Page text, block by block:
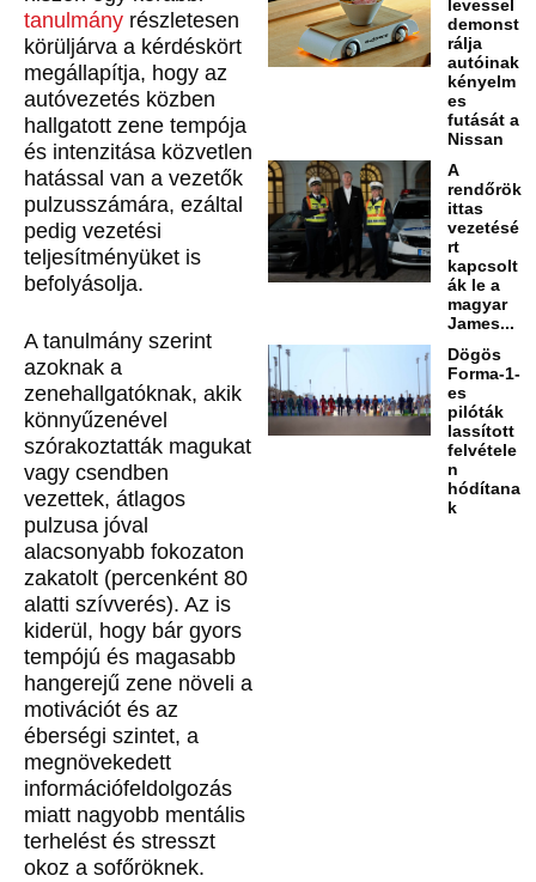
tanulmány részletesen
körüljárva a kérdéskört
megállapítja, hogy az
autóvezetés közben
hallgatott zene tempója
és intenzitása közvetlen
hatással van a vezetők
pulzusszámára, ezáltal
pedig vezetési
teljesítményüket is
befolyásolja.
A tanulmány szerint
azoknak a
zenehallgatóknak, akik
könnyűzenével
szórakoztatták magukat
vagy csendben
vezettek, átlagos
pulzusa jóval
alacsonyabb fokozaton
zakatolt (percenként 80
alatti szívverés). Az is
kiderül, hogy bár gyors
tempójú és magasabb
hangerejű zene növeli a
motivációt és az
éberségi szintet, a
megnövekedett
információfeldolgozás
miatt nagyobb mentális
terhelést és stresszt
okoz a sofőröknek.
levessel
demonst
rálja
autóinak
kényelm
es
futását a
Nissan
A
rendőrök
ittas
vezetésé
rt
kapcsolt
ák le a
magyar
James...
Dögös
Forma-1-
es
pilóták
lassított
felvétele
n
hódítana
k